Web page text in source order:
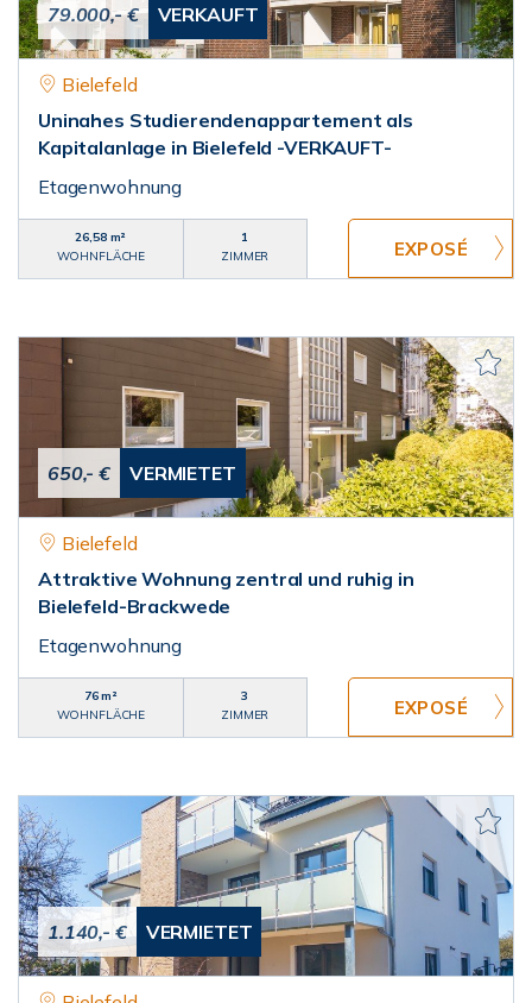
79.000,- € VERKAUFT
Bielefeld
Uninahes Studierendenappartement als
Kapitalanlage in Bielefeld -VERKAUFT-
Etagenwohnung
26,58 m²
WOHNFLÄCHE
1
ZIMMER
650,- € VERMIETET
Bielefeld
Attraktive Wohnung zentral und ruhig in
Bielefeld-Brackwede
Etagenwohnung
76 m²
WOHNFLÄCHE
3
ZIMMER
1.140,- € VERMIETET